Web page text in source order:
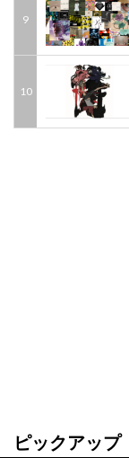
ピックアップ